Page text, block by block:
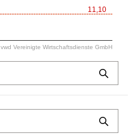
11,10
vwd Vereinigte Wirtschaftsdienste GmbH